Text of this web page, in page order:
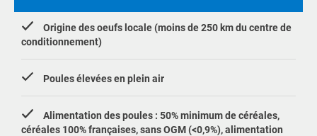
Origine des oeufs locale (moins de 250 km du centre de
conditionnement)
Poules élevées en plein air
Alimentation des poules : 50% minimum de céréales,
céréales 100% françaises, sans OGM (<0,9%), alimentation